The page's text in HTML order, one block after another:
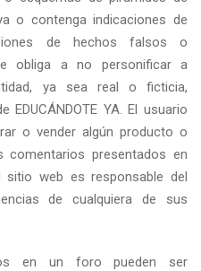
o contenga indicaciones de
de hechos falsos o
obliga a no personificar a
ya sea real o ficticia,
EDUCÁNDOTE YA. El usuario
o vender algún producto o
presentados en
web es responsable del
de cualquiera de sus
en un foro pueden ser